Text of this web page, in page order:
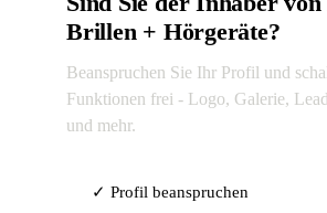
Brillen + Hörgeräte?
Beanspruchen Sie Ihr Profil und
Funktionen frei - Logo, Galerie,
und mehr.
✓ Profil beanspruchen